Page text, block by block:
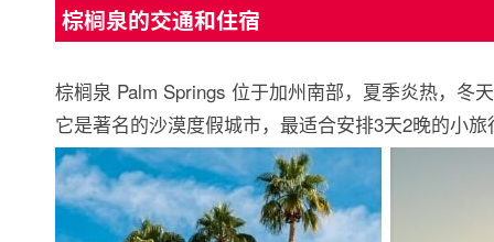
棕榈泉的交通和住宿
棕榈泉 Palm Springs 位于加州南部，夏季炎热，冬
它是著名的沙漠度假城市，最适合安排3天2晚的小旅